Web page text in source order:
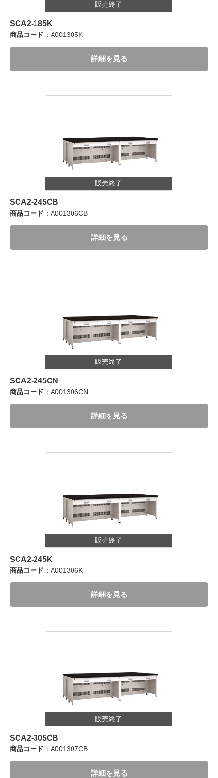
販売終了
SCA2-185K
商品コード ：A001305K
詳細を見る
販売終了
SCA2-245CB
商品コード ：A001306CB
詳細を見る
販売終了
SCA2-245CN
商品コード ：A001306CN
詳細を見る
販売終了
SCA2-245K
商品コード ：A001306K
詳細を見る
販売終了
SCA2-305CB
商品コード ：A001307CB
詳細を見る